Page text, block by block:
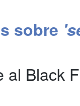
sobre
al Black